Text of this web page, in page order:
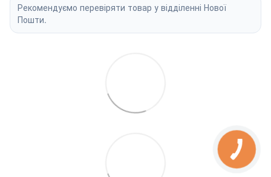
Рекомендуємо перевіряти товар у відділенні Нової
Пошти.